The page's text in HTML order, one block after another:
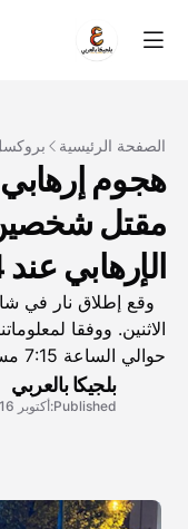
الصفحة الرئيسية
هجوم
مقتل
الإرهابي عند 4
وقع إطلاق نار في
الاثنين. ووفقا
حوالي الساعة 7:15 مساءً ...
بلجيكا بالعربي
Published: أكتوبر 16, 2023